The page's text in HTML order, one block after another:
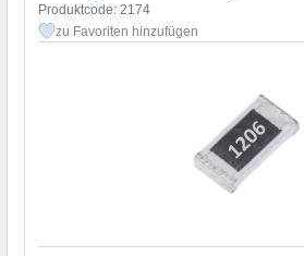
Produktcode: 2174
zu Favoriten hinzufügen